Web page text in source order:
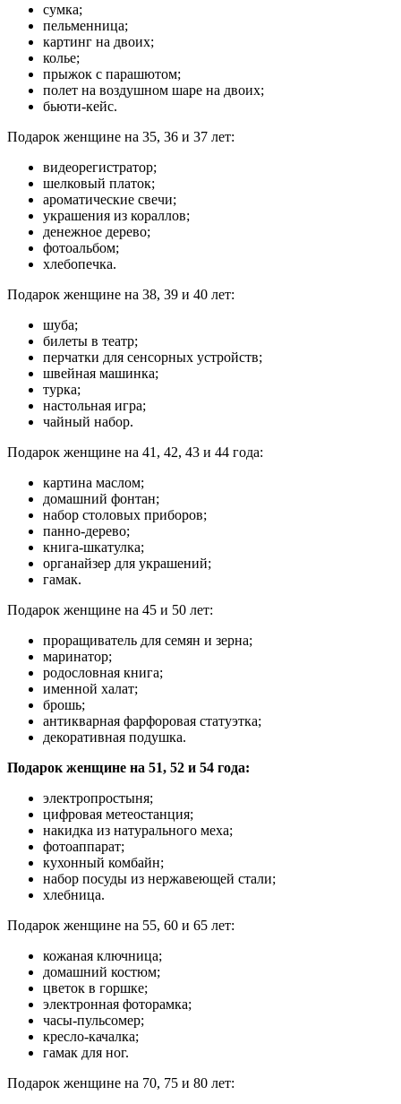
сумка;
пельменница;
картинг на двоих;
колье;
прыжок с парашютом;
полет на воздушном шаре на двоих;
бьюти-кейс.
Подарок женщине на 35, 36 и 37 лет:
видеорегистратор;
шелковый платок;
ароматические свечи;
украшения из кораллов;
денежное дерево;
фотоальбом;
хлебопечка.
Подарок женщине на 38, 39 и 40 лет:
шуба;
билеты в театр;
перчатки для сенсорных устройств;
швейная машинка;
турка;
настольная игра;
чайный набор.
Подарок женщине на 41, 42, 43 и 44 года:
картина маслом;
домашний фонтан;
набор столовых приборов;
панно-дерево;
книга-шкатулка;
органайзер для украшений;
гамак.
Подарок женщине на 45 и 50 лет:
проращиватель для семян и зерна;
маринатор;
родословная книга;
именной халат;
брошь;
антикварная фарфоровая статуэтка;
декоративная подушка.
Подарок женщине на 51, 52 и 54 года:
электропростыня;
цифровая метеостанция;
накидка из натурального меха;
фотоаппарат;
кухонный комбайн;
набор посуды из нержавеющей стали;
хлебница.
Подарок женщине на 55, 60 и 65 лет:
кожаная ключница;
домашний костюм;
цветок в горшке;
электронная фоторамка;
часы-пульсомер;
кресло-качалка;
гамак для ног.
Подарок женщине на 70, 75 и 80 лет: